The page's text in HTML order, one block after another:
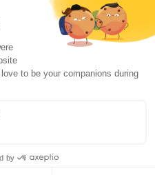
droits réservés.